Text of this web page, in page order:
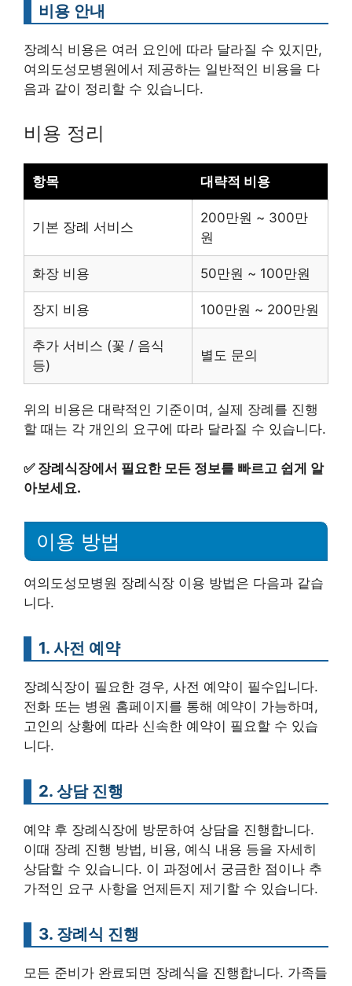
비용 안내
장례식 비용은 여러 요인에 따라 달라질 수 있지만,
여의도성모병원에서 제공하는 일반적인 비용을 다
음과 같이 정리할 수 있습니다.
비용 정리
항목 대략적 비용
기본 장례 서비스
200만원 ~ 300만
원
화장 비용 50만원 ~ 100만원
장지 비용 100만원 ~ 200만원
추가 서비스 (꽃 / 음식
등)
별도 문의
위의 비용은 대략적인 기준이며, 실제 장례를 진행
할 때는 각 개인의 요구에 따라 달라질 수 있습니다.
✅ 장례식장에서 필요한 모든 정보를 빠르고 쉽게 알
아보세요.
이용 방법
여의도성모병원 장례식장 이용 방법은 다음과 같습
니다.
1. 사전 예약
장례식장이 필요한 경우, 사전 예약이 필수입니다.
전화 또는 병원 홈페이지를 통해 예약이 가능하며,
고인의 상황에 따라 신속한 예약이 필요할 수 있습
니다.
2. 상담 진행
예약 후 장례식장에 방문하여 상담을 진행합니다.
이때 장례 진행 방법, 비용, 예식 내용 등을 자세히
상담할 수 있습니다. 이 과정에서 궁금한 점이나 추
가적인 요구 사항을 언제든지 제기할 수 있습니다.
3. 장례식 진행
모든 준비가 완료되면 장례식을 진행합니다. 가족들